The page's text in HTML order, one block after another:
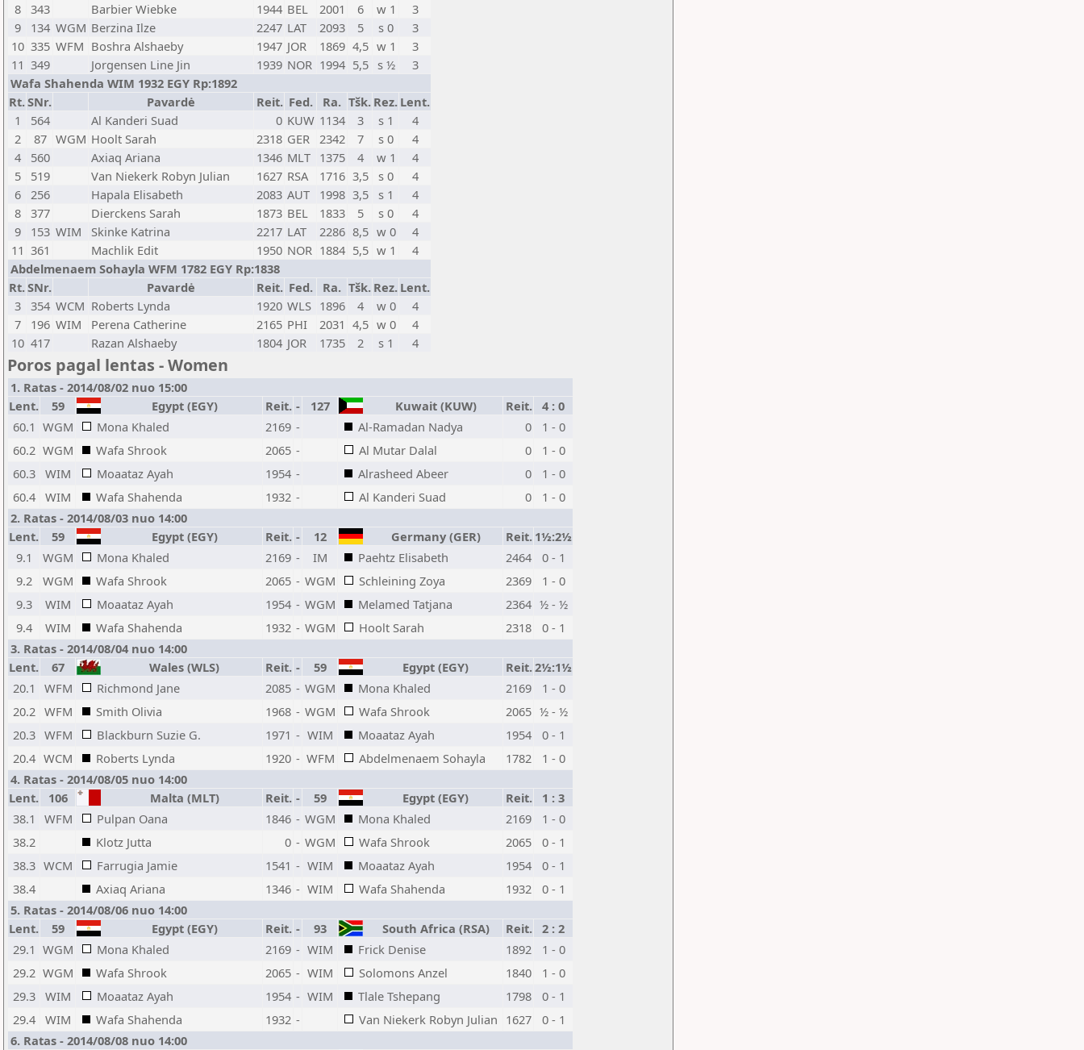
8
343 Barbier Wiebke 1944 BEL 2001 6 w 1
3
9
134 WGM Berzina Ilze 2247 LAT 2093 5 s 0
3
10 335 WFM Boshra Alshaeby 1947 JOR 1869 4,5 w 1
3
11 349 Jorgensen Line Jin 1939 NOR 1994 5,5 s ½
3
Wafa Shahenda WIM 1932 EGY Rp:1892
Rt.SNr. Pavardė Reit. Fed. Ra. Tšk. Rez. Lent.
1
564 Al Kanderi Suad 0 KUW 1134 3 s 1
4
2
87 WGM Hoolt Sarah 2318 GER 2342 7 s 0
4
4
560 Axiaq Ariana 1346 MLT 1375 4 w 1
4
5
519 Van Niekerk Robyn Julian 1627 RSA 1716 3,5 s 0
4
6
256 Hapala Elisabeth 2083 AUT 1998 3,5 s 1
4
8
377 Dierckens Sarah 1873 BEL 1833 5 s 0
4
9
153 WIM Skinke Katrina 2217 LAT 2286 8,5 w 0
4
11 361 Machlik Edit 1950 NOR 1884 5,5 w 1
4
Abdelmenaem Sohayla WFM 1782 EGY Rp:1838
Rt.SNr. Pavardė Reit. Fed. Ra. Tšk. Rez. Lent.
3
354 WCM Roberts Lynda 1920 WLS 1896 4 w 0
4
7
196 WIM Perena Catherine 2165 PHI 2031 4,5 w 0
4
10 417 Razan Alshaeby 1804 JOR 1735 2 s 1 4
Poros pagal lentas - Women
1. Ratas - 2014/08/02 nuo 15:00
Lent.
59 Egypt (EGY) Reit. - 127 Kuwait (KUW) Reit. 4 : 0
60.1 WGM Mona Khaled 2169 - Al-Ramadan Nadya 0
1 - 0
60.2 WGM Wafa Shrook 2065 - Al Mutar Dalal 0
1 - 0
60.3 WIM Moaataz Ayah 1954 - Alrasheed Abeer 0
1 - 0
60.4 WIM Wafa Shahenda 1932 - Al Kanderi Suad 0
1 - 0
2. Ratas - 2014/08/03 nuo 14:00
Lent.
59 Egypt (EGY) Reit. - 12 Germany (GER) Reit. 1½:2½
9.1
WGM Mona Khaled 2169 - IM Paehtz Elisabeth 2464
0 - 1
9.2
WGM Wafa Shrook 2065 - WGM Schleining Zoya 2369
1 - 0
9.3
WIM Moaataz Ayah 1954 - WGM Melamed Tatjana 2364 ½ - ½
9.4
WIM Wafa Shahenda 1932 - WGM Hoolt Sarah 2318
0 - 1
3. Ratas - 2014/08/04 nuo 14:00
Lent.
67 Wales (WLS) Reit. - 59 Egypt (EGY) Reit.2½:1½
20.1
WFM Richmond Jane 2085 - WGM Mona Khaled 2169
1 - 0
20.2 WFM Smith Olivia 1968 - WGM Wafa Shrook 2065 ½ - ½
20.3 WFM Blackburn Suzie G. 1971 - WIM Moaataz Ayah 1954
0 - 1
20.4 WCM Roberts Lynda 1920 - WFM Abdelmenaem Sohayla 1782
1 - 0
4. Ratas - 2014/08/05 nuo 14:00
Lent.
106 Malta (MLT) Reit. - 59 Egypt (EGY) Reit.
1 : 3
38.1
WFM Pulpan Oana 1846 - WGM Mona Khaled 2169
1 - 0
38.2
Klotz Jutta 0 - WGM Wafa Shrook 2065
0 - 1
38.3 WCM Farrugia Jamie 1541 - WIM Moaataz Ayah 1954
0 - 1
38.4
Axiaq Ariana 1346 - WIM Wafa Shahenda 1932
0 - 1
5. Ratas - 2014/08/06 nuo 14:00
Lent.
59 Egypt (EGY) Reit. - 93 South Africa (RSA) Reit. 2 : 2
29.1 WGM Mona Khaled 2169 - WIM Frick Denise 1892
1 - 0
29.2 WGM Wafa Shrook 2065 - WIM Solomons Anzel 1840
1 - 0
29.3 WIM Moaataz Ayah 1954 - WIM Tlale Tshepang 1798
0 - 1
29.4 WIM Wafa Shahenda 1932 - Van Niekerk Robyn Julian 1627
0 - 1
6. Ratas - 2014/08/08 nuo 14:00